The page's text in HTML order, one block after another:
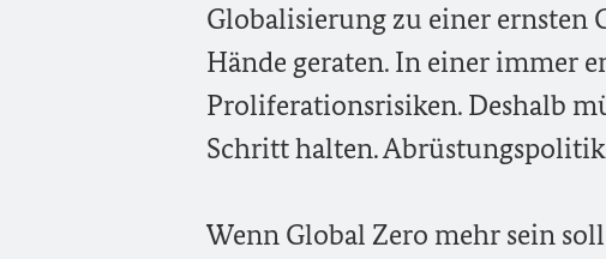
Globalisierung zu einer ernsten
Hände geraten. In einer immer
Proliferationsrisiken. Deshalb
Schritt halten.
Wenn Global Zero mehr sein